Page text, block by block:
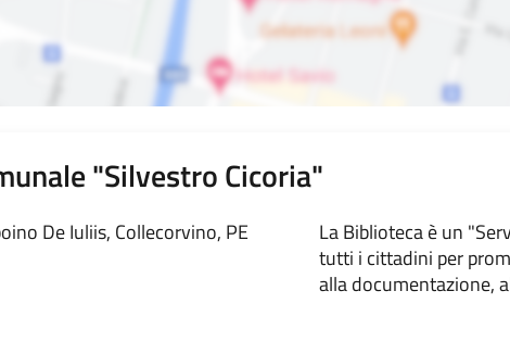
"Silvestro Cicoria"
De Iuliis, Collecorvino, PE
La Biblioteca è un
tutti i cittadini per
alla documentazione,